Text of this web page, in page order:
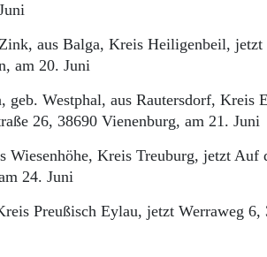
aus Balga, Kreis Heiligenbeil,
am 20. Juni
geb. Westphal, aus Rautersdorf, Kreis
26, 38690 Vienenburg, am 21. Juni
Wiesenhöhe, Kreis Treuburg, jetzt Auf
24. Juni
Preußisch Eylau, jetzt Werraweg 6,